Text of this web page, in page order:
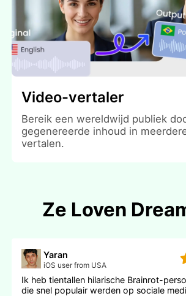
Video-vertaler
Bereik een wereldwijd publiek
gegenereerde inhoud in
vertalen.
Ze Loven
Yaran
iOS user from USA
Ik heb tientallen hilarische Brainrot-
die snel populair werden op sociale